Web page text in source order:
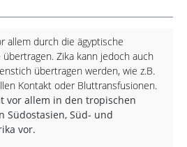
allem durch die ägyptische
übertragen. Zika kann jedoch auch
übertragen werden, wie z.B.
Kontakt oder Bluttransfusionen.
vor allem in den tropischen
Südostasien, Süd- und
vor.